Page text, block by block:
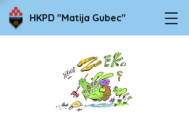
HKPD "Matija Gubec"